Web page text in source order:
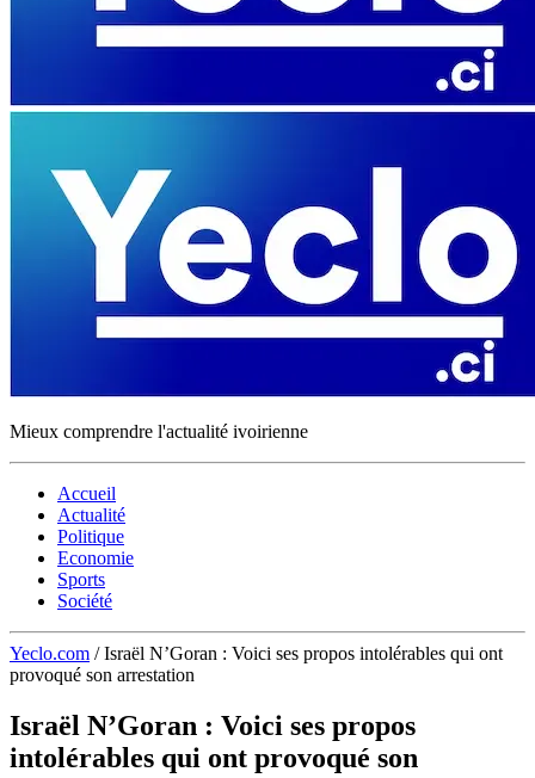
Mieux comprendre l'actualité ivoirienne
Accueil
Actualité
Politique
Economie
Sports
Société
Yeclo.com / Israël N’Goran : Voici ses propos intolérables qui ont
provoqué son arrestation
Israël N’Goran : Voici ses propos
intolérables qui ont provoqué son